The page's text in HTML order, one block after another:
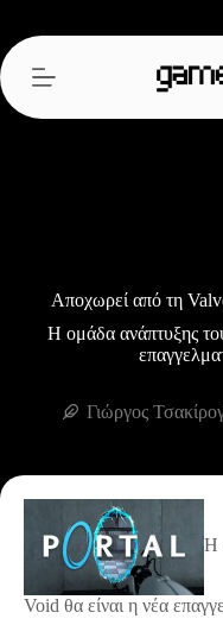
περιεχόμενο
Αποχωρεί από τη
Η ομάδα ανάπτυξης
Γιώργος
Η
Void θα είναι η νέα